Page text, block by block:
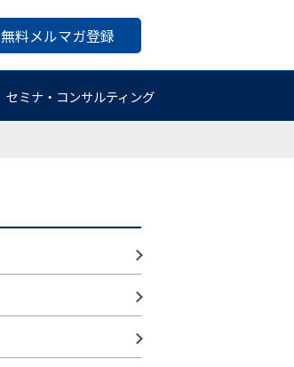
無料メルマガ登録
セミナ・コンサルティング